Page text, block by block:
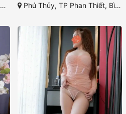
Phú Thủy, TP Phan Thiết, Bình Thuận